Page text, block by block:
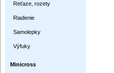
Reťaze, rozety
Riadenie
Samolepky
Výfuky
Minicross